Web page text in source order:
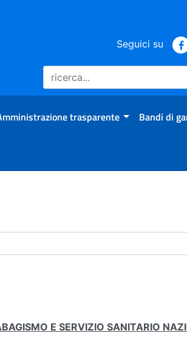
Seguici su
trasparente Bandi di
E SERVIZIO SANITARIO